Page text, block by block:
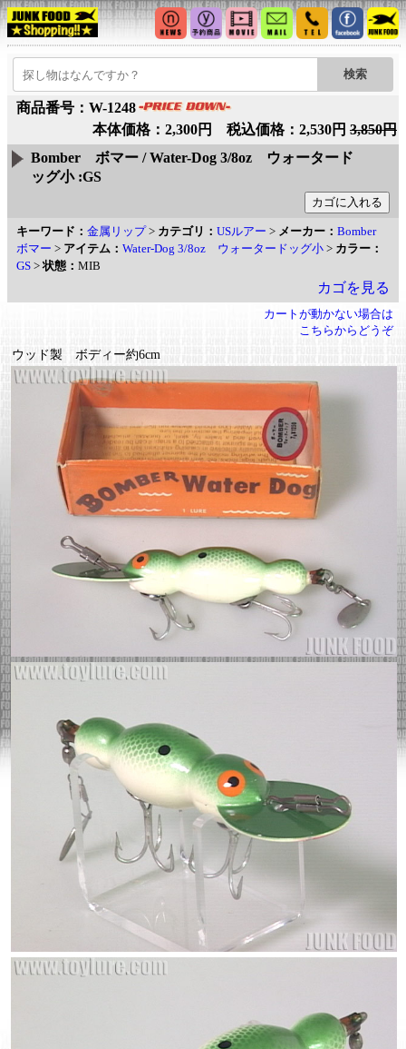
商品番号：W-1248
本体価格：2,300円 税込価格：2,530円 3,850円
Bomber ボマー / Water-Dog 3/8oz ウォータード
ッグ小 :GS
キーワード： 金属リップ> カテゴリ： USルアー > メーカー： Bomber
ボマー > アイテム： Water-Dog 3/8oz ウォータードッグ小 > カラー：
GS >状態： MIB
カゴを見る
カートが動かない場合は
こちらからどうぞ
ウッド製 ボディー約6cm